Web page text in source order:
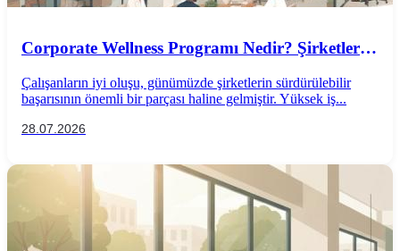
Corporate Wellness Programı Nedir? Şirketler
Çalışanların iyi oluşu, günümüzde şirketlerin sürdürülebilir
başarısının önemli bir parçası haline gelmiştir. Yüksek iş...
28.07.2026